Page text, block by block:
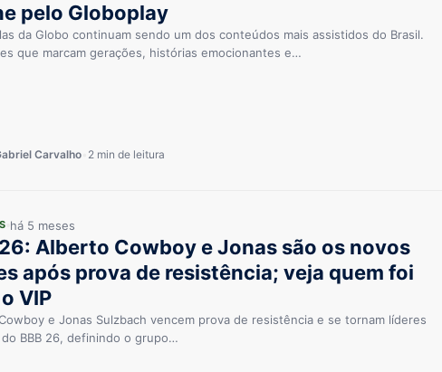
pelo Globoplay
da Globo continuam sendo um dos conteúdos mais assistidos do Brasil.
que marcam gerações, histórias emocionantes e…
Carvalho 2 min de leitura
há 5 meses
Alberto Cowboy e Jonas são os novos
após prova de resistência; veja quem foi
VIP
e Jonas Sulzbach vencem prova de resistência e se tornam líderes
BBB 26, definindo o grupo…